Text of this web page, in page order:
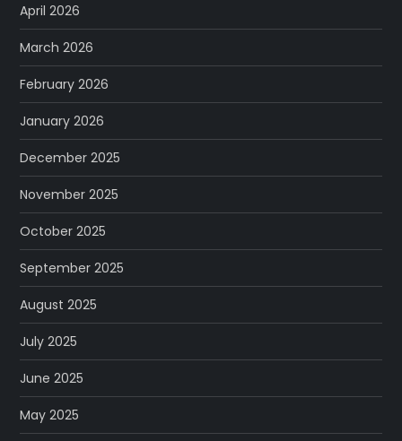
April 2026
March 2026
February 2026
January 2026
December 2025
November 2025
October 2025
September 2025
August 2025
July 2025
June 2025
May 2025